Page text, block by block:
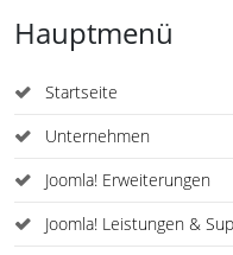
Hauptmenü
Startseite
Unternehmen
Joomla! Erweiterungen
Joomla! Leistungen &